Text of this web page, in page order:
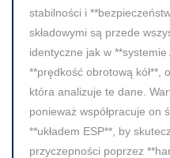
stabilności i
składowymi są przede
identyczne jak w
**prędkość obrotową kół**,
która analizuje te dane.
ponieważ współpracuje on
**układem ESP**, by
przyczepności poprzez